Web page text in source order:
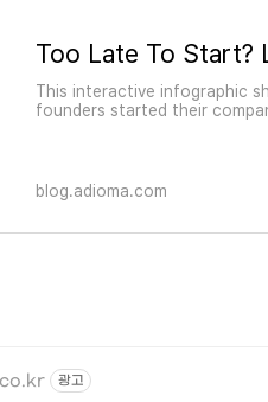
This interactive infographic
founders started their
blog.adioma.com
광고